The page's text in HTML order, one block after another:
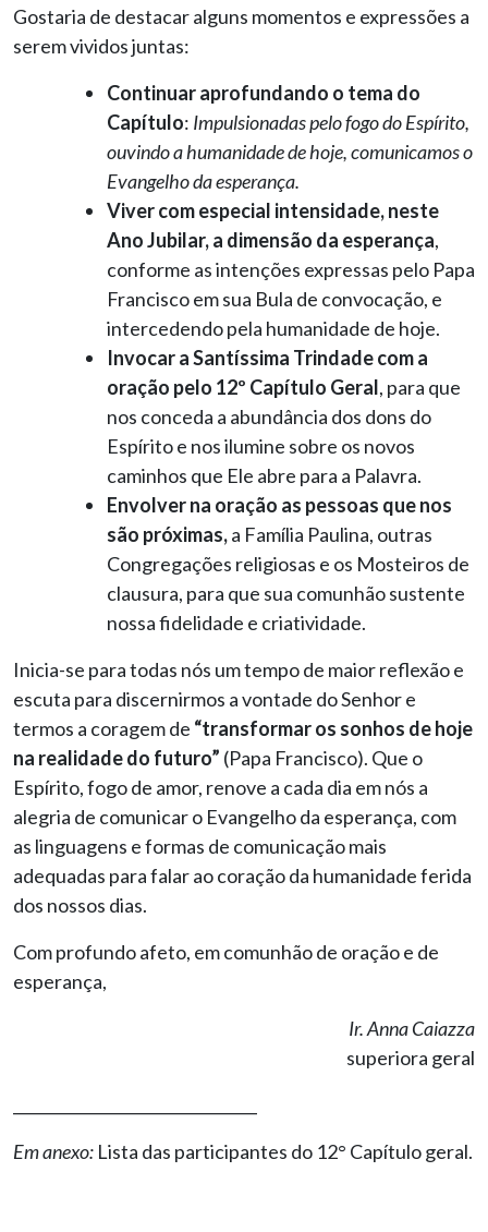
Gostaria de destacar alguns momentos e expressões a
serem vividos juntas:
Continuar aprofundando o tema do
Capítulo: Impulsionadas pelo fogo do Espírito,
ouvindo a humanidade de hoje, comunicamos o
Evangelho da esperança.
Viver com especial intensidade, neste
Ano Jubilar, a dimensão da esperança,
conforme as intenções expressas pelo Papa
Francisco em sua Bula de convocação, e
intercedendo pela humanidade de hoje.
Invocar a Santíssima Trindade com a
oração pelo 12º Capítulo Geral, para que
nos conceda a abundância dos dons do
Espírito e nos ilumine sobre os novos
caminhos que Ele abre para a Palavra.
Envolver na oração as pessoas que nos
são próximas,a Família Paulina, outras
Congregações religiosas e os Mosteiros de
clausura, para que sua comunhão sustente
nossa fidelidade e criatividade.
Inicia-se para todas nós um tempo de maior reflexão e
escuta para discernirmos a vontade do Senhor e
termos a coragem de “transformar os sonhos de hoje
na realidade do futuro” (Papa Francisco). Que o
Espírito, fogo de amor, renove a cada dia em nós a
alegria de comunicar o Evangelho da esperança, com
as linguagens e formas de comunicação mais
adequadas para falar ao coração da humanidade ferida
dos nossos dias.
Com profundo afeto, em comunhão de oração e de
esperança,
Ir. Anna Caiazza
superiora geral
Em anexo: Lista das participantes do 12° Capítulo geral.